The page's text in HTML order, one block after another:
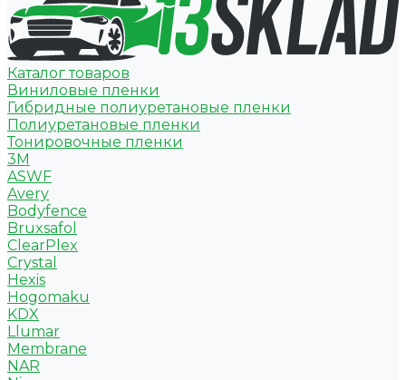
Каталог товаров
Виниловые пленки
Гибридные полиуретановые пленки
Полиуретановые пленки
Тонировочные пленки
3M
ASWF
Avery
Bodyfence
Bruxsafol
ClearPlex
Crystal
Hexis
Hogomaku
KDX
Llumar
Membrane
NAR